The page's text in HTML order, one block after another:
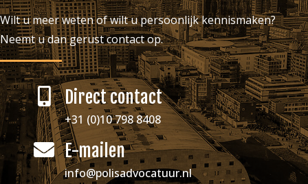
Wilt u meer weten of wilt u persoonlijk kennismaken?
Neemt u dan gerust contact op.
Direct contact
+31 (0)10 798 8408
E-mailen
info@polisadvocatuur.nl